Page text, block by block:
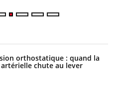
orthostatique : quand la
chute au lever